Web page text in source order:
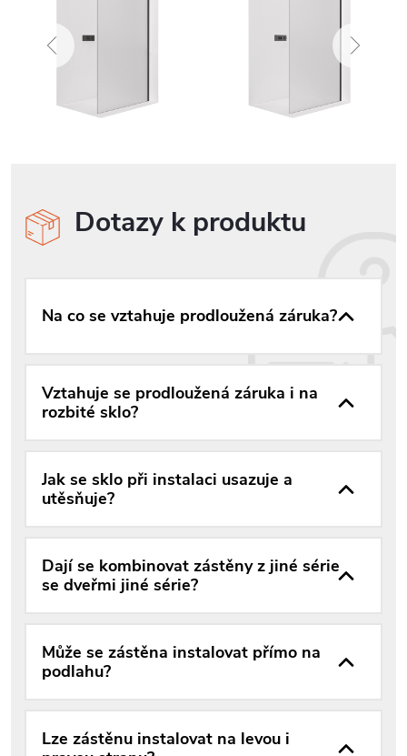
Dotazy k produktu
Na co se vztahuje prodloužená záruka?
Vztahuje se prodloužená záruka i na
rozbité sklo?
Jak se sklo při instalaci usazuje a
utěsňuje?
Dají se kombinovat zástěny z jiné série
se dveřmi jiné série?
Může se zástěna instalovat přímo na
podlahu?
Lze zástěnu instalovat na levou i